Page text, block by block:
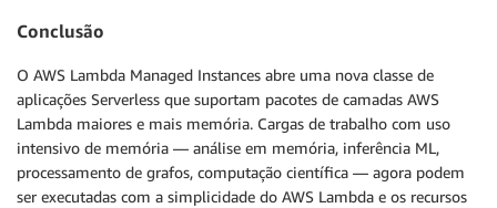
Conclusão
O AWS Lambda Managed Instances abre uma nova classe de
aplicações Serverless que suportam pacotes de camadas AWS
Lambda maiores e mais memória. Cargas de trabalho com uso
intensivo de memória — análise em memória, inferência ML,
processamento de grafos, computação científica — agora podem
ser executadas com a simplicidade do AWS Lambda e os recursos